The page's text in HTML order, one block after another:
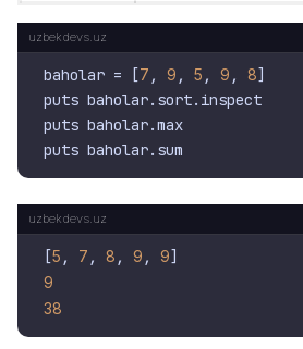
baholar = [7 , 9 , 5 , 9 , 8]
puts baholar.sort.inspect
puts baholar.max
[5 , 7 , 8 , 9 , 9
9
38